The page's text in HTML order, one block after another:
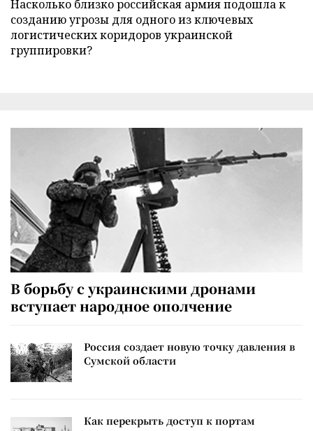
Насколько близко российская армия подошла к
созданию угрозы для одного из ключевых
логистических коридоров украинской
группировки?
В борьбу с украинскими дронами
вступает народное ополчение
Россия создает новую точку давления в
Сумской области
Как перекрыть доступ к портам